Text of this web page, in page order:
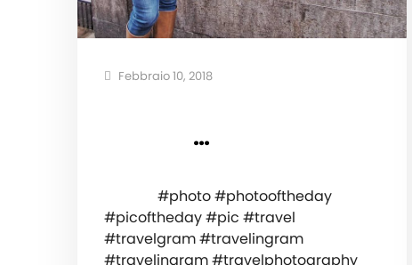
Febbraio 10, 2018
⠀⠀ ⠀⠀ ⠀…
⠀⠀ ⠀ ⠀ #photo #photooftheday
#picoftheday #pic #travel
#travelgram #travelingram
#travelingram #travelphotography